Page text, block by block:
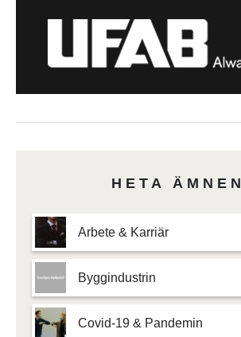
HETA ÄMNEN
Arbete & Karriär
Byggindustrin
Covid-19 & Pandemin